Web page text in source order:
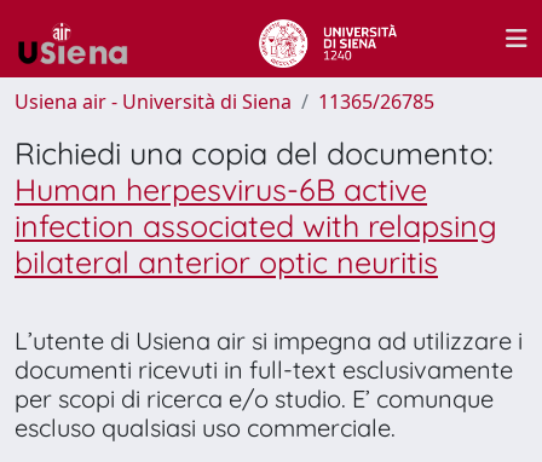
Usiena air - Università di Siena 11365/26785
Richiedi una copia del documento:
Human herpesvirus-6B active
infection associated with relapsing
bilateral anterior optic neuritis
L’utente di Usiena air si impegna ad utilizzare i
documenti ricevuti in full-text esclusivamente
per scopi di ricerca e/o studio. E’ comunque
escluso qualsiasi uso commerciale.